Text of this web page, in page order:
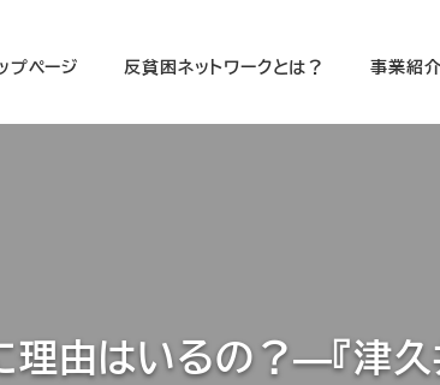
プページ 反貧困ネットワークとは？ 事業紹介
理由はいるの？―『津